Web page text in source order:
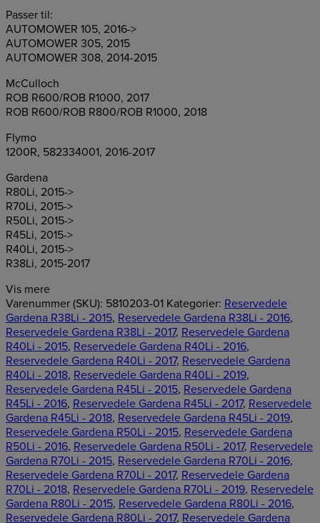
Passer til:
AUTOMOWER 105, 2016->
AUTOMOWER 305, 2015
AUTOMOWER 308, 2014-2015
McCulloch
ROB R600/ROB R1000, 2017
ROB R600/ROB R800/ROB R1000, 2018
Flymo
1200R, 582334001, 2016-2017
Gardena
R80Li, 2015->
R70Li, 2015->
R50Li, 2015->
R45Li, 2015->
R40Li, 2015->
R38Li, 2015-2017
Vis mere
Varenummer (SKU): 5810203-01 Kategorier: Reservedele
Gardena R38Li - 2015, Reservedele Gardena R38Li - 2016,
Reservedele Gardena R38Li - 2017, Reservedele Gardena
R40Li - 2015, Reservedele Gardena R40Li - 2016,
Reservedele Gardena R40Li - 2017, Reservedele Gardena
R40Li - 2018, Reservedele Gardena R40Li - 2019,
Reservedele Gardena R45Li - 2015, Reservedele Gardena
R45Li - 2016, Reservedele Gardena R45Li - 2017, Reservedele
Gardena R45Li - 2018, Reservedele Gardena R45Li - 2019,
Reservedele Gardena R50Li - 2015, Reservedele Gardena
R50Li - 2016, Reservedele Gardena R50Li - 2017, Reservedele
Gardena R70Li - 2015, Reservedele Gardena R70Li - 2016,
Reservedele Gardena R70Li - 2017, Reservedele Gardena
R70Li - 2018, Reservedele Gardena R70Li - 2019, Reservedele
Gardena R80Li - 2015, Reservedele Gardena R80Li - 2016,
Reservedele Gardena R80Li - 2017, Reservedele Gardena